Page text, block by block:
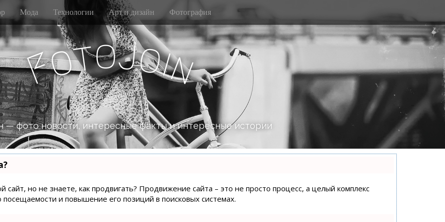
Мода Технологии Арт и дизайн Фотография
FotoJoi
n
— фото новости, интересные факты и интересные истории
сайт, но не знаете, как продвигать? Продвижение сайта – это не просто процесс, а целый комплекс
и повышение его позиций в поисковых системах.